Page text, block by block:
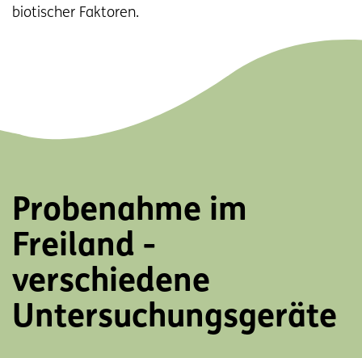
biotischer Faktoren.
Probenahme im
Freiland -
verschiedene
Untersuchungsgeräte